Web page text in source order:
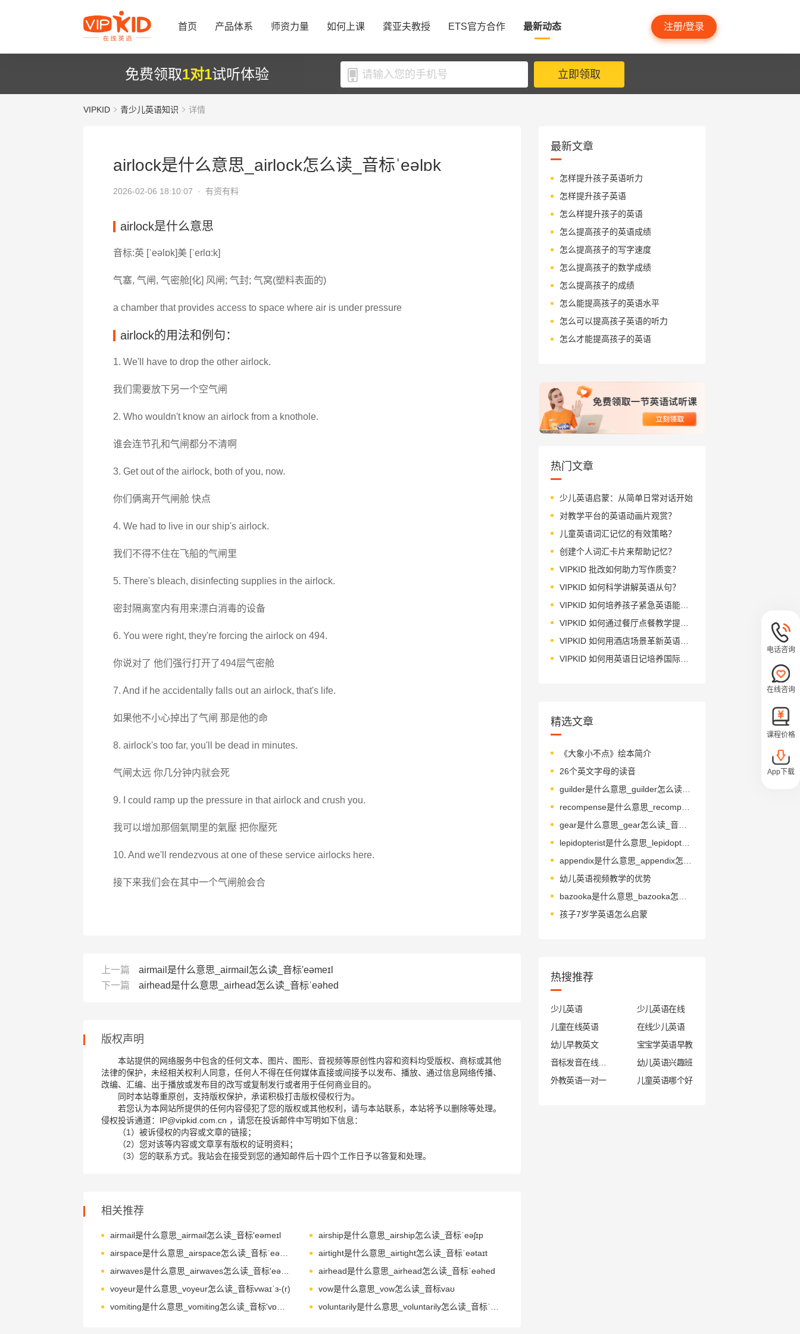
首页 产品体系 师资力量 如何上课 龚亚夫教授 ETS官方合作 最新动态 注册/登录
免费领取1对1试听体验 立即领取
VIPKID 青少儿英语知识 详情
airlock是什么意思_airlock怎么读_音标ˈeəlɒk
2026-02-06 18:10:07 · 有资有料
airlock是什么意思
音标:英 [ˈeəlɒk]美 [ˈerlɑ:k]
气塞, 气闸, 气密舱[化] 风闸; 气封; 气窝(塑料表面的)
a chamber that provides access to space where air is under pressure
airlock的用法和例句：
1. We'll have to drop the other airlock.
我们需要放下另一个空气闸
2. Who wouldn't know an airlock from a knothole.
谁会连节孔和气闸都分不清啊
3. Get out of the airlock, both of you, now.
你们俩离开气闸舱 快点
4. We had to live in our ship's airlock.
我们不得不住在飞船的气闸里
5. There's bleach, disinfecting supplies in the airlock.
密封隔离室内有用来漂白消毒的设备
6. You were right, they're forcing the airlock on 494.
你说对了 他们强行打开了494层气密舱
7. And if he accidentally falls out an airlock, that's life.
如果他不小心掉出了气闸 那是他的命
8. airlock's too far, you'll be dead in minutes.
气闸太远 你几分钟内就会死
9. I could ramp up the pressure in that airlock and crush you.
我可以增加那個氣閘里的氣壓 把你壓死
10. And we'll rendezvous at one of these service airlocks here.
接下来我们会在其中一个气闸舱会合
上一篇
airmail是什么意思_airmail怎么读_音标'eəmeɪl
下一篇
airhead是什么意思_airhead怎么读_音标ˈeəhed
版权声明
本站提供的网络服务中包含的任何文本、图片、图形、音视频等原创性内容和资料均受版权、商标或其他
法律的保护，未经相关权利人同意，任何人不得在任何媒体直接或间接予以发布、播放、通过信息网络传播、
改编、汇编、出于播放或发布目的改写或复制发行或者用于任何商业目的。
同时本站尊重原创，支持版权保护，承诺积极打击版权侵权行为。
若您认为本网站所提供的任何内容侵犯了您的版权或其他权利，请与本站联系，本站将予以删除等处理。
侵权投诉通道：IP@vipkid.com.cn ，请您在投诉邮件中写明如下信息：
（1）被诉侵权的内容或文章的链接；
（2）您对该等内容或文章享有版权的证明资料；
（3）您的联系方式。我站会在接受到您的通知邮件后十四个工作日予以答复和处理。
相关推荐
airmail是什么意思_airmail怎么读_音标'eəmeɪl
airship是什么意思_airship怎么读_音标ˈeəʃɪp
airspace是什么意思_airspace怎么读_音标ˈeəspeɪs
airtight是什么意思_airtight怎么读_音标ˈeətaɪt
airwaves是什么意思_airwaves怎么读_音标'eәweivz
airhead是什么意思_airhead怎么读_音标ˈeəhed
voyeur是什么意思_voyeur怎么读_音标vwaɪˈɜ-(r)
vow是什么意思_vow怎么读_音标vaʊ
vomiting是什么意思_vomiting怎么读_音标'vɒmɪtɪŋ
最新文章
怎样提升孩子英语听力
怎样提升孩子英语
怎么样提升孩子的英语
怎么提高孩子的英语成绩
怎么提高孩子的写字速度
怎么提高孩子的数学成绩
怎么提高孩子的成绩
怎么能提高孩子的英语水平
怎么可以提高孩子英语的听力
怎么才能提高孩子的英语
热门文章
少儿英语启蒙：从简单日常对话开始
对教学平台的英语动画片观赏？
儿童英语词汇记忆的有效策略？
创建个人词汇卡片来帮助记忆？
VIPKID 批改如何助力写作质变？
VIPKID 如何科学讲解英语从句？
VIPKID 如何培养孩子紧急英语能力？
VIPKID 如何通过餐厅点餐教学提升少儿英语应用能力？
VIPKID 如何用酒店场景革新英语教学？
VIPKID 如何用英语日记培养国际化人才？
精选文章
《大象小不点》绘本简介
26个英文字母的读音
guilder是什么意思_guilder怎么读_音标'gildә
recompense是什么意思_recompense怎么读_音标'rekəmpens
gear是什么意思_gear怎么读_音标ɡɪə(r)
lepidopterist是什么意思_lepidopterist怎么读_音标.lepi'dɒptәrist
幼儿英语视频教学的优势
孩子7岁学英语怎么启蒙
热搜推荐
少儿英语
少儿英语在线
儿童在线英语
在线少儿英语
幼儿早教英文
宝宝学英语早教
幼儿英语兴趣班
外教英语一对一
儿童英语哪个好
电话咨询
在线咨询
课程价格
App下载